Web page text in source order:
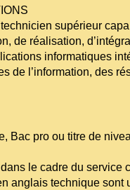
supérieur
de réalisation,
informatiques
de l’information, des
Bac pro ou titre de
le cadre du service
anglais technique sont